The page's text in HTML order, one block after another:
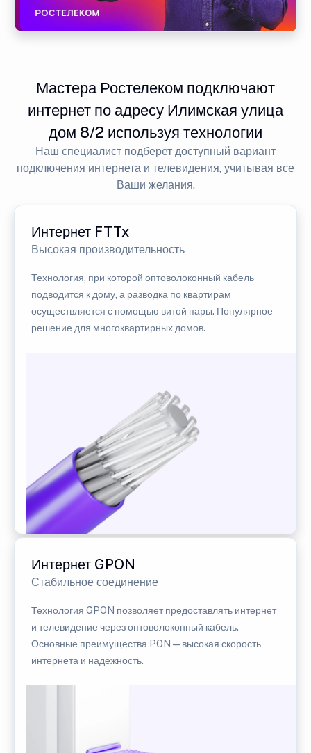
Мастера Ростелеком подключают
интернет по адресу Илимская улица
дом 8/2 используя технологии
Наш специалист подберет доступный вариант
подключения интернета и телевидения, учитывая все
Ваши желания.
Интернет FTTx
Высокая производительность
Технология, при которой оптоволоконный кабель
подводится к дому, а разводка по квартирам
осуществляется с помощью витой пары. Популярное
решение для многоквартирных домов.
Интернет GPON
Стабильное соединение
Технология GPON позволяет предоставлять интернет
и телевидение через оптоволоконный кабель.
Основные преимущества PON — высокая скорость
интернета и надежность.